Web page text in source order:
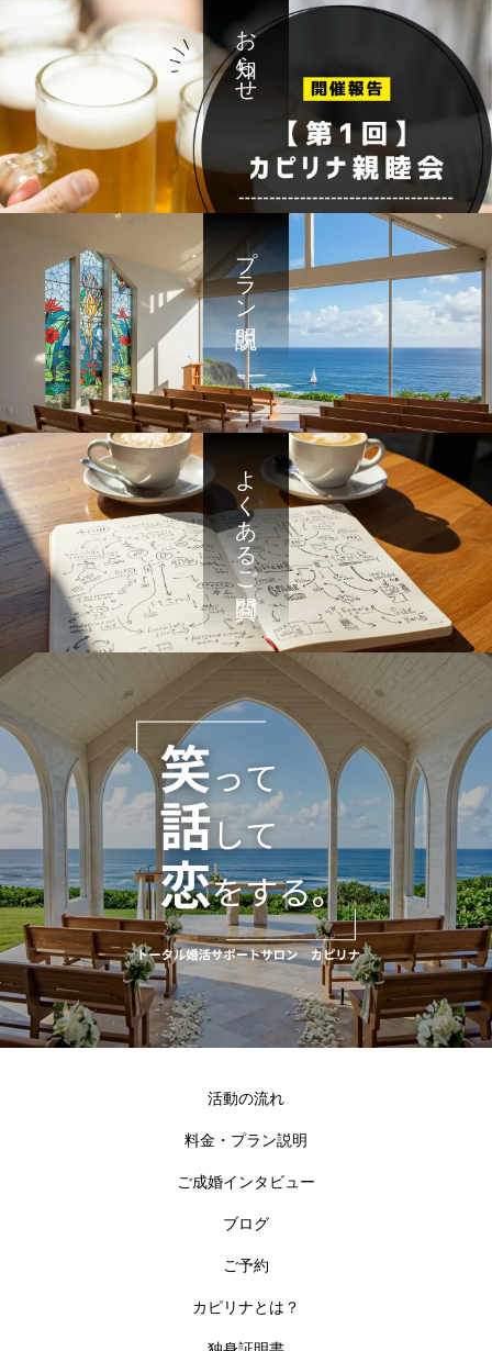
お知らせ
プラン説明
よくあるご質問
活動の流れ
料金・プラン説明
ご成婚インタビュー
ブログ
ご予約
カピリナとは？